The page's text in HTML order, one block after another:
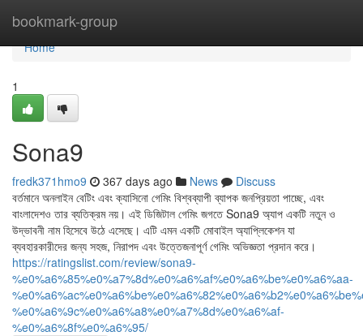
bookmark-group
Home
Home
1
Sona9
fredk371hmo9 367 days ago News
Discuss
বর্তমানে অনলাইন বেটিং এবং ক্যাসিনো গেমিং বিশ্বব্যাপী ব্যাপক জনপ্রিয়তা পাচ্ছে, এবং
বাংলাদেশও তার ব্যতিক্রম নয়। এই ডিজিটাল গেমিং জগতে Sona9 অ্যাপ একটি নতুন ও
উদ্ভাবনী নাম হিসেবে উঠে এসেছে। এটি এমন একটি মোবাইল অ্যাপ্লিকেশন যা
ব্যবহারকারীদের জন্য সহজ, নিরাপদ এবং উত্তেজনাপূর্ণ গেমিং অভিজ্ঞতা প্রদান করে।
https://ratingslist.com/review/sona9-
%e0%a6%85%e0%a7%8d%e0%a6%af%e0%a6%be%e0%a6%aa-
%e0%a6%9c%e0%a6%a8%e0%a7%8d%e0%a6%af-
%e0%a6%8f%e0%a6%95/